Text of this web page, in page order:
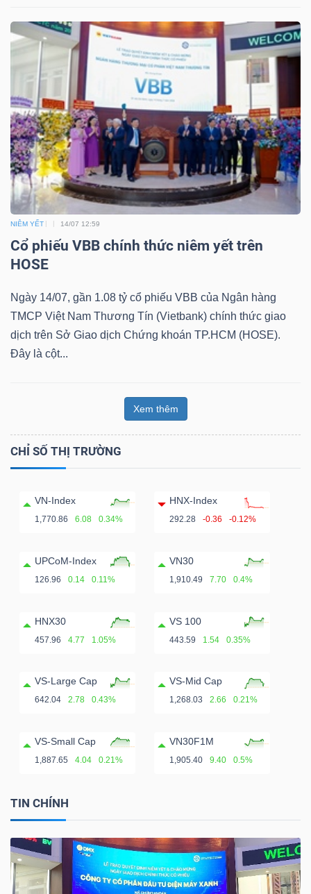
NIÊM YẾT 14/07 12:59
Cổ phiếu VBB chính thức niêm yết trên
HOSE
Ngày 14/07, gần 1.08 tỷ cổ phiếu VBB của Ngân hàng
TMCP Việt Nam Thương Tín (Vietbank) chính thức giao
dịch trên Sở Giao dịch Chứng khoán TP.HCM (HOSE).
Đây là cột...
Xem thêm
CHỈ SỐ THỊ TRƯỜNG
VN-Index
1,770.86 6.08 0.34%
HNX-Index
292.28 -0.36 -0.12%
UPCoM-Index
126.96 0.14 0.11%
VN30
1,910.49 7.70 0.4%
HNX30
457.96 4.77 1.05%
VS 100
443.59 1.54 0.35%
VS-Large Cap
642.04 2.78 0.43%
VS-Mid Cap
1,268.03 2.66 0.21%
VS-Small Cap
1,887.65 4.04 0.21%
VN30F1M
1,905.40 9.40 0.5%
TIN CHÍNH